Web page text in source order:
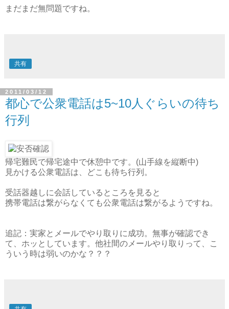
まだまだ無問題ですね。
共有
2011/03/12
都心で公衆電話は5~10人ぐらいの待ち
行列
帰宅難民で帰宅途中で休憩中です。(山手線を縦断中)
見かける公衆電話は、どこも待ち行列。
受話器越しに会話しているところを見ると
携帯電話は繋がらなくても公衆電話は繋がるようですね。
追記：実家とメールでやり取りに成功。無事が確認でき
て、ホッとしています。他社間のメールやり取りって、こ
ういう時は弱いのかな？？？